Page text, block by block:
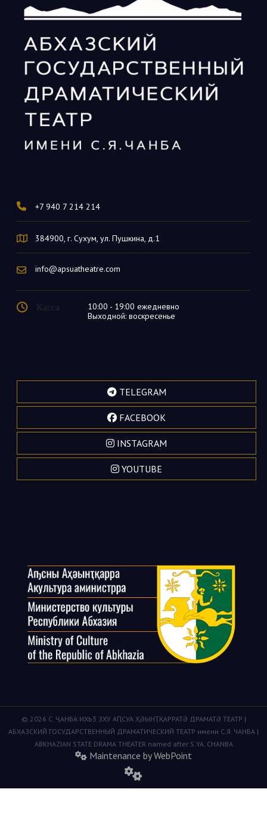
+7 940 7 214 214
384900, г. Сухум, ул. Пушкина, д.1
info@apsuatheatre.com
Касса
10:00 - 19:00 ежедневно
Выходной: воскресенье
TELEGRAM
FACEBOOK
INSTAGRAM
YOUTUBE
© 2026 С. ҶАНБА ИХЬӠ ЗХУ АԤСУА ҲӘЫНҬҚАРРАТӘ ДРАМАТӘ ТЕАТР |
АБХАЗСКИЙ ГОСУДАРСТВЕННЫЙ ДРАМАТИЧЕСКИЙ ТЕАТР имени С.Я. ЧАНБА |
ABKHAZIAN STATE DRAMA THEATER named after S.YA. CHANBA
Maintenance by WebPoint